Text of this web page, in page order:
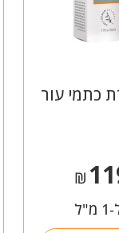
כתמי עור
₪
מ"ל